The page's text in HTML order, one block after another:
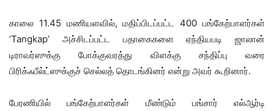
காலை 11.45 மணியளவில், மதிப்பிடப்பட்ட 400 பங்கேற்பாளர்கள்
‘Tangkap’ அச்சிடப்பட்ட பதாகைகளை ஏந்தியபடி ஜாலான்
டிராவர்ஸுக்கு போக்குவரத்து விளக்கு சந்திப்பு வரை
பிரிக்ஃபீல்ட்ஸுக்குச் செல்லத் தொடங்கினர் என்று அவர் கூறினார்.
பேரணியில் பங்கேற்பாளர்கள் மீண்டும் பங்சார் எல்ஆர்டி